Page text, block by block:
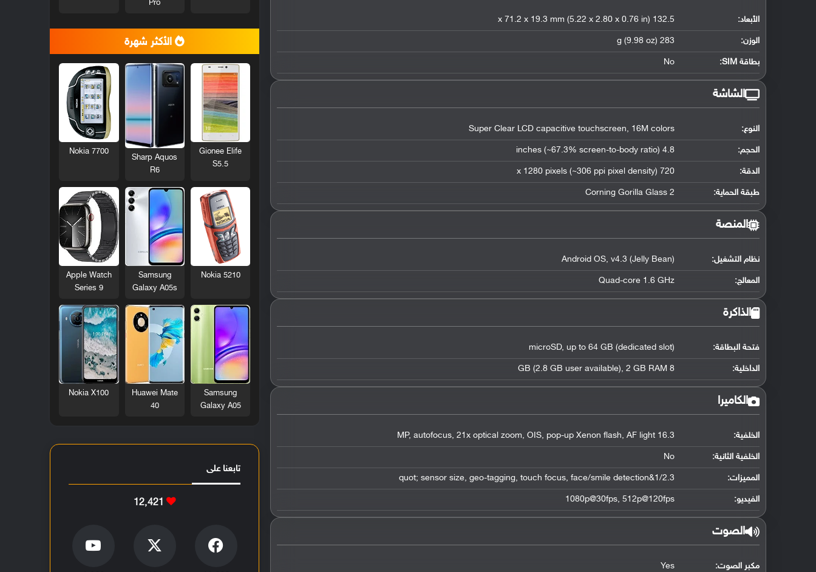
الأبعاد: 132.5 x 71.2 x 19.3 mm (5.22 x 2.80 x 0.76 in)
الوزن: 283 g (9.98 oz)
بطاقة SIM: No
الشاشة
النوع: Super Clear LCD capacitive touchscreen, 16M colors
الحجم: 4.8 inches (~67.3% screen-to-body ratio)
الدقة: 720 x 1280 pixels (~306 ppi pixel density)
طبقة الحماية: Corning Gorilla Glass 2
المنصة
نظام التشغيل:
Android OS, v4.3 (Jelly Bean)
المعالج:
Quad-core 1.6 GHz
الذاكرة
فتحة البطاقة: microSD, up to 64 GB (dedicated slot)
الداخلية: 8 GB (2.8 GB user available), 2 GB RAM
الكاميرا
الخلفية: 16.3 MP, autofocus, 21x optical zoom, OIS, pop-up Xenon flash, AF light
الخلفية الثانية: No
المميزات: 1/2.3&quot; sensor size, geo-tagging, touch focus, face/smile detection
الفيديو: 1080p@30fps, 512p@120fps
الصوت
مكبر الصوت: Yes
Pro
الأكثر شهرة
Gionee Elife
S5.5
Sharp Aquos
R6
Nokia 7700
Nokia 5210
Samsung
Galaxy A05s
Apple Watch
Series 9
Samsung
Galaxy A05
Huawei Mate
40
Nokia X100
تابعنا على
12٬421